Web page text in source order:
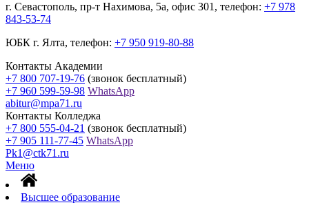
г. Севастополь, пр-т Нахимова, 5а, офис 301, телефон: +7 978
843-53-74
ЮБК г. Ялта, телефон: +7 950 919-80-88
Контакты Академии
+7 800 707-19-76 (звонок бесплатный)
+7 960 599-59-98 WhatsApp
abitur@mpa71.ru
Контакты Колледжа
+7 800 555-04-21 (звонок бесплатный)
+7 905 111-77-45 WhatsApp
Pk1@ctk71.ru
Меню
Высшее образование